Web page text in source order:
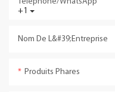
+1
Nom De L&#39;entreprise
Produits Phares